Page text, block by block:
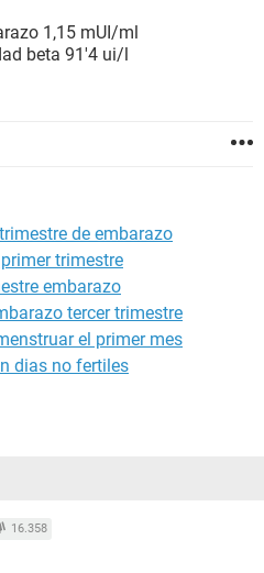
1,15 mUI/ml
beta 91'4 ui/l
de embarazo
trimestre
embarazo
tercer trimestre
el primer mes
dias no fertiles
16.358